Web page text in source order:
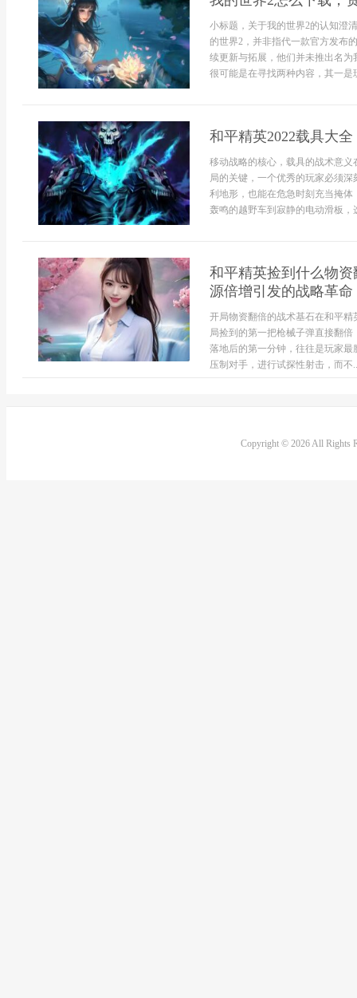
小标题，关于我的世界2的认知澄
的世界2，并非指代一款官方发布
续更新与拓展，他们并未推出名
很可能是在寻找两种内容，其一是
和平精英2022载具大
移动战略的核心，载具的战术意
局的关键，一个优秀的玩家必须
利地形，也能在危急时刻充当掩
轰鸣的越野车到寂静的电动滑板
和平精英捡到什么物
源倍增引发的战略革命
开局物资翻倍的战术基石在和平
局捡到的第一把枪械子弹直接翻
落地后的第一分钟，往往是玩家
压制对手，进行试探性射击，而不
Copyright © 2026 All Rights